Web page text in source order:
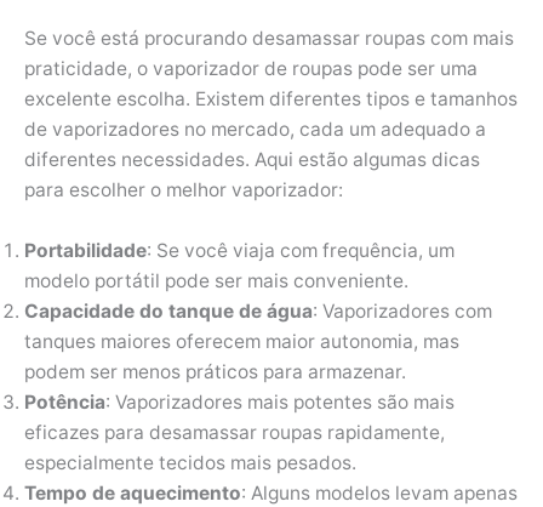
Se você está procurando desamassar roupas com mais
praticidade, o vaporizador de roupas pode ser uma
excelente escolha. Existem diferentes tipos e tamanhos
de vaporizadores no mercado, cada um adequado a
diferentes necessidades. Aqui estão algumas dicas
para escolher o melhor vaporizador:
Portabilidade: Se você viaja com frequência, um
modelo portátil pode ser mais conveniente.
Capacidade do tanque de água: Vaporizadores com
tanques maiores oferecem maior autonomia, mas
podem ser menos práticos para armazenar.
Potência: Vaporizadores mais potentes são mais
eficazes para desamassar roupas rapidamente,
especialmente tecidos mais pesados.
Tempo de aquecimento: Alguns modelos levam apenas